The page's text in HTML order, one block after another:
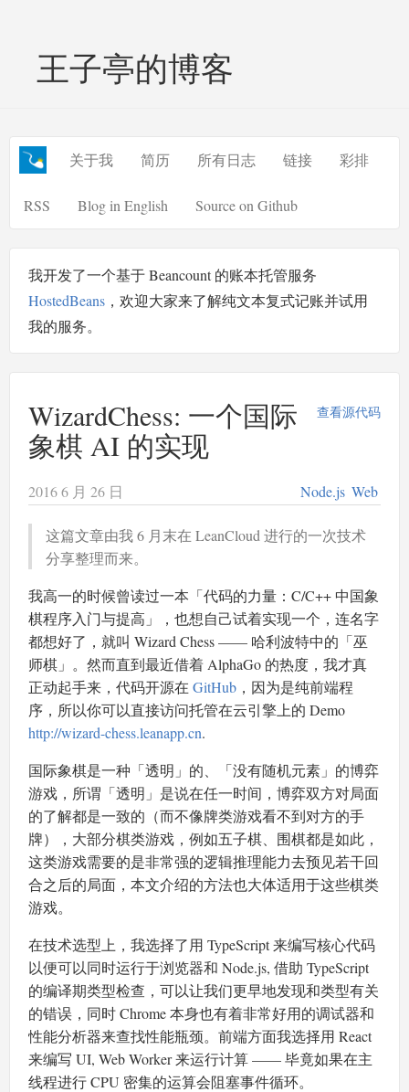
王子亭的博客
关于我 简历 所有日志 链接 彩排
RSS Blog in English Source on Github
我开发了一个基于 Beancount 的账本托管服务
HostedBeans ，欢迎大家来了解纯文本复式记账并试用
我的服务。
查看源代码
WizardChess: 一个国际
象棋 AI 的实现
2016 6 月 26 日 Node.js Web
这篇文章由我 6 月末在 LeanCloud 进行的一次技术
分享整理而来。
我高一的时候曾读过一本「代码的力量：C/C++ 中国象
棋程序入门与提高」，也想自己试着实现一个，连名字
都想好了，就叫 Wizard Chess —— 哈利波特中的「巫
师棋」。然而直到最近借着 AlphaGo 的热度，我才真
正动起手来，代码开源在 GitHub ，因为是纯前端程
序，所以你可以直接访问托管在云引擎上的 Demo
http://wizard-chess.leanapp.cn.
国际象棋是一种「透明」的、「没有随机元素」的博弈
游戏，所谓「透明」是说在任一时间，博弈双方对局面
的了解都是一致的（而不像牌类游戏看不到对方的手
牌），大部分棋类游戏，例如五子棋、围棋都是如此，
这类游戏需要的是非常强的逻辑推理能力去预见若干回
合之后的局面，本文介绍的方法也大体适用于这些棋类
游戏。
在技术选型上，我选择了用 TypeScript 来编写核心代码
以便可以同时运行于浏览器和 Node.js, 借助 TypeScript
的编译期类型检查，可以让我们更早地发现和类型有关
的错误，同时 Chrome 本身也有着非常好用的调试器和
性能分析器来查找性能瓶颈。前端方面我选择用 React
来编写 UI, Web Worker 来运行计算 —— 毕竟如果在主
线程进行 CPU 密集的运算会阻塞事件循环。